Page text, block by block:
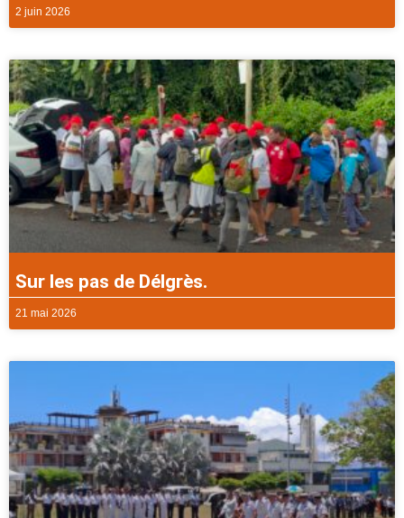
2 juin 2026
Sur les pas de Délgrès.
21 mai 2026